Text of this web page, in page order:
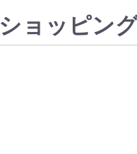
ショッピン